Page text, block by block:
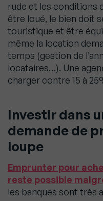
rude et les conditions
être loué, le bien doit
touristique et être
même la location
temps (gestion de
locataires…). Une
charger contre 15 à
Investir dans
demande de
loupe
Emprunter pour
reste possible
les banques sont très